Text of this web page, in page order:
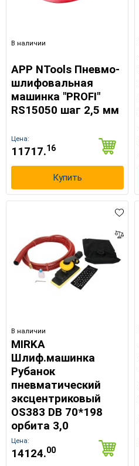
В наличии
APP NTools Пневмо-
шлифовальная
машинка "PROFI"
RS15050 шаг 2,5 мм
Цена:
11717.16
Купить
В наличии
MIRKA
Шлиф.машинка
Рубанок
пневматический
эксцентриковый
OS383 DB 70*198
орбита 3,0
Цена:
14124.00